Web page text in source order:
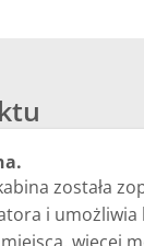
została
i umożliwia